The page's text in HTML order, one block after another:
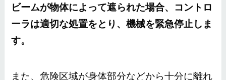
ビームが物体によって遮られた場合、コントロ
ーラは適切な処置をとり、機械を緊急停止しま
す。
また、危険区域が身体部分などから十分に離れ